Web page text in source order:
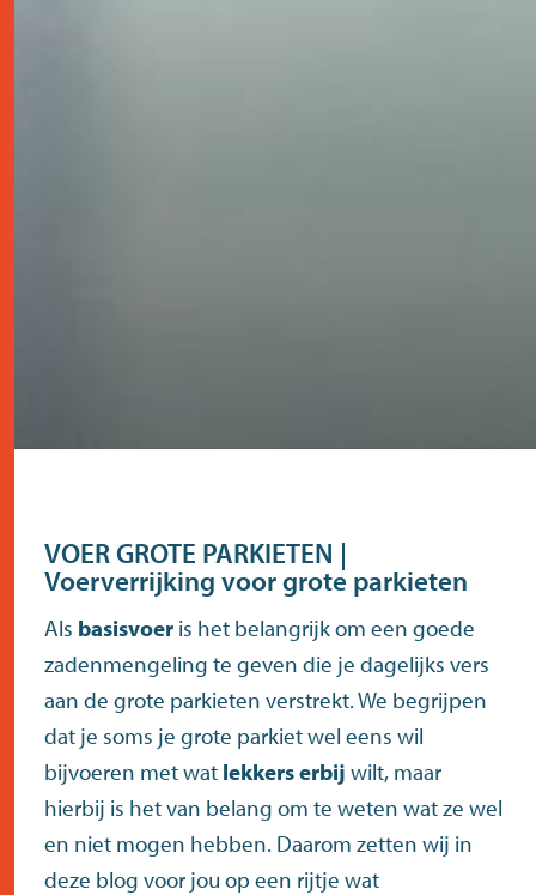
VOER GROTE PARKIETEN |
Voerverrijking voor grote parkieten
Als basisvoer is het belangrijk om een goede
zadenmengeling te geven die je dagelijks vers
aan de grote parkieten verstrekt. We begrijpen
dat je soms je grote parkiet wel eens wil
bijvoeren met wat lekkers erbij wilt, maar
hierbij is het van belang om te weten wat ze wel
en niet mogen hebben. Daarom zetten wij in
deze blog voor jou op een rijtje wat